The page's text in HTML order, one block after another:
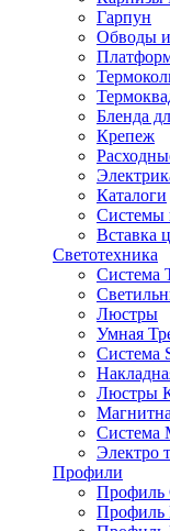
Гарпун
Обводы
Бленда
Крепеж
Каталоги
Системы
Вставка
Светотехника
Система
Люстры
Умная
Система
Люстры
Электро
Профили
Профиль
Профиль